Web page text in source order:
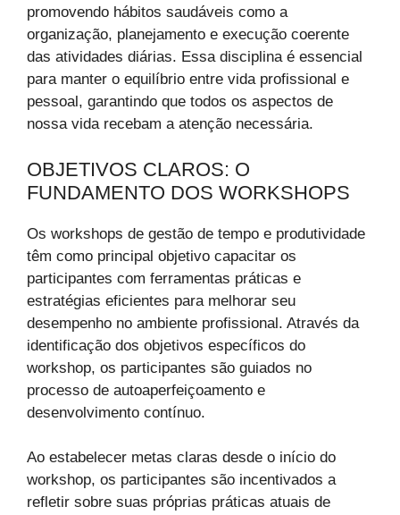
promovendo hábitos saudáveis como a
organização, planejamento e execução coerente
das atividades diárias. Essa disciplina é essencial
para manter o equilíbrio entre vida profissional e
pessoal, garantindo que todos os aspectos de
nossa vida recebam a atenção necessária.
OBJETIVOS CLAROS: O
FUNDAMENTO DOS WORKSHOPS
Os workshops de gestão de tempo e produtividade
têm como principal objetivo capacitar os
participantes com ferramentas práticas e
estratégias eficientes para melhorar seu
desempenho no ambiente profissional. Através da
identificação dos objetivos específicos do
workshop, os participantes são guiados no
processo de autoaperfeiçoamento e
desenvolvimento contínuo.
Ao estabelecer metas claras desde o início do
workshop, os participantes são incentivados a
refletir sobre suas próprias práticas atuais de